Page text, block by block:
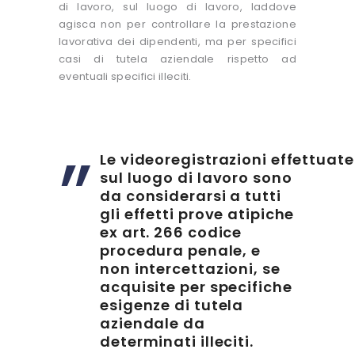
di lavoro, sul luogo di lavoro, laddove
agisca non per controllare la prestazione
lavorativa dei dipendenti, ma per specifici
casi di tutela aziendale rispetto ad
eventuali specifici illeciti.
Le videoregistrazioni effettuate
sul luogo di lavoro sono
da considerarsi a tutti
gli effetti prove atipiche
ex art. 266 codice
procedura penale, e
non intercettazioni, se
acquisite per specifiche
esigenze di tutela
aziendale da
determinati illeciti.